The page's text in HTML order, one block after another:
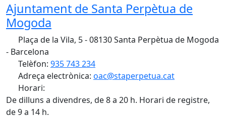
Ajuntament de Santa Perpètua de
Mogoda
Plaça de la Vila, 5 - 08130 Santa Perpètua de Mogoda
- Barcelona
Telèfon: 935 743 234
Adreça electrònica: oac@staperpetua.cat
Horari:
De dilluns a divendres, de 8 a 20 h. Horari de registre,
de 9 a 14 h.